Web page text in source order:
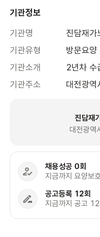
기관정보
기관명
진담재가
기관유형
방문요양
기관소개
2년차
기관주소
대전광
진담재
대전광역
채용성공 0회
지금까지 요양보
공고등록 12회
지금까지 공고